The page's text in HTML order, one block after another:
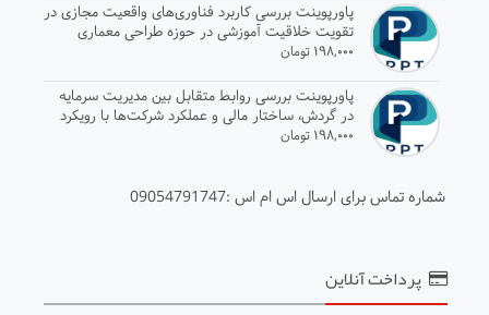
پاورپوینت بررسی کاربرد فناوری‌های واقعیت مجازی در
تقویت خلاقیت آموزشی در حوزه طراحی معماری
۱۹۸,۰۰۰ تومان
پاورپوینت بررسی روابط متقابل بین مدیریت سرمایه
در گردش، ساختار مالی و عملکرد شرکت‌ها با رویکرد
داده‌های ترکیبی
۱۹۸,۰۰۰ تومان
شماره تماس برای ارسال اس ام اس :09054791747
پرداخت آنلاین